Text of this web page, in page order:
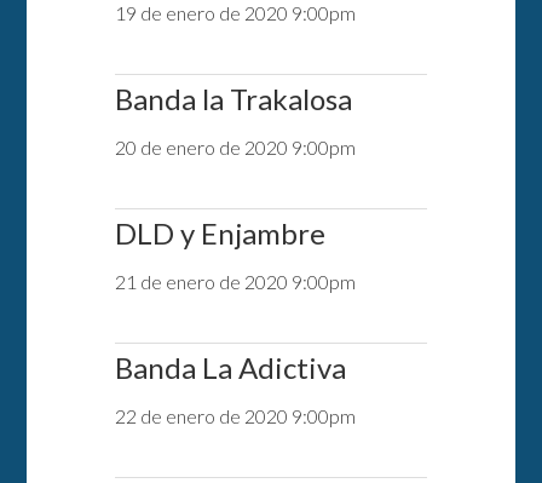
19 de enero de 2020 9:00pm
Banda la Trakalosa
20 de enero de 2020 9:00pm
DLD y Enjambre
21 de enero de 2020 9:00pm
Banda La Adictiva
22 de enero de 2020 9:00pm